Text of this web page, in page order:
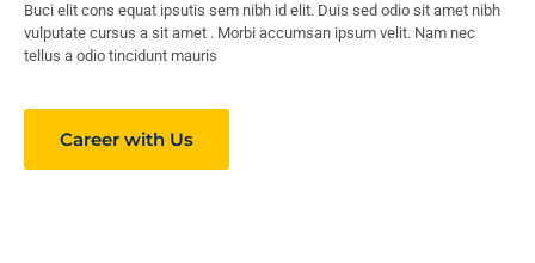
Buci elit cons equat ipsutis sem nibh id elit. Duis sed odio sit amet nibh
vulputate cursus a sit amet . Morbi accumsan ipsum velit. Nam nec
tellus a odio tincidunt mauris
Career with Us